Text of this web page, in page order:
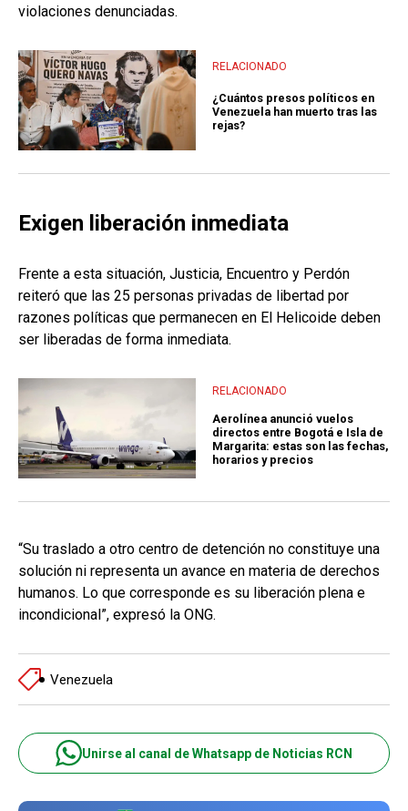
violaciones denunciadas.
RELACIONADO
¿Cuántos presos políticos en
Venezuela han muerto tras las
rejas?
Exigen liberación inmediata
Frente a esta situación, Justicia, Encuentro y Perdón
reiteró que las 25 personas privadas de libertad por
razones políticas que permanecen en El Helicoide deben
ser liberadas de forma inmediata.
RELACIONADO
Aerolínea anunció vuelos
directos entre Bogotá e Isla de
Margarita: estas son las fechas,
horarios y precios
“Su traslado a otro centro de detención no constituye una
solución ni representa un avance en materia de derechos
humanos. Lo que corresponde es su liberación plena e
incondicional”, expresó la ONG.
Venezuela
Unirse al canal de Whatsapp de Noticias RCN